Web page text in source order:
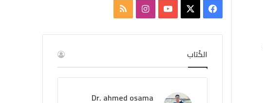
س
ب
u
ا
ت
ص
الكُتاب
Dr. ahmed osama